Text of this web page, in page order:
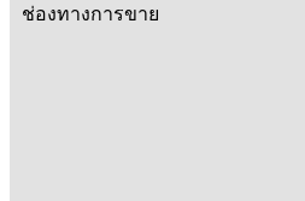
ช่องทางการขาย